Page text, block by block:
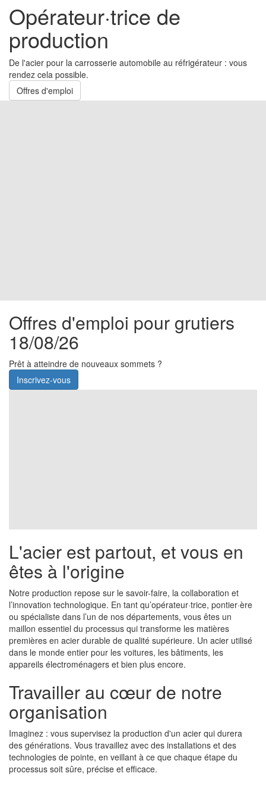
Opérateur·trice de
production
De l'acier pour la carrosserie automobile au réfrigérateur : vous
rendez cela possible.
Offres d'emploi
Offres d'emploi pour grutiers
18/08/26
Prêt à atteindre de nouveaux sommets ?
Inscrivez-vous
L'acier est partout, et vous en
êtes à l'origine
Notre production repose sur le savoir-faire, la collaboration et
l’innovation technologique. En tant qu’opérateur·trice, pontier·ère
ou spécialiste dans l’un de nos départements, vous êtes un
maillon essentiel du processus qui transforme les matières
premières en acier durable de qualité supérieure. Un acier utilisé
dans le monde entier pour les voitures, les bâtiments, les
appareils électroménagers et bien plus encore.
Travailler au cœur de notre
organisation
Imaginez : vous supervisez la production d'un acier qui durera
des générations. Vous travaillez avec des installations et des
technologies de pointe, en veillant à ce que chaque étape du
processus soit sûre, précise et efficace.